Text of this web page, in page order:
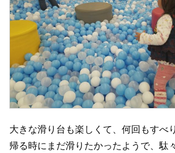
大きな滑り台も楽しくて、何回もすべ
帰る時にまだ滑りたかったようで、駄